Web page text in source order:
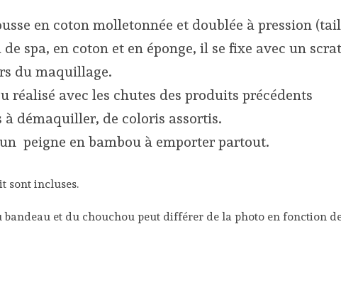
en coton molletonnée et doublée à pression
spa, en coton et en éponge, il se fixe avec un
du maquillage.
réalisé avec les chutes des produits précédents
à démaquiller, de coloris assortis.
peigne en bambou à emporter partout.
sont incluses.
et du chouchou peut différer de la photo en fonction